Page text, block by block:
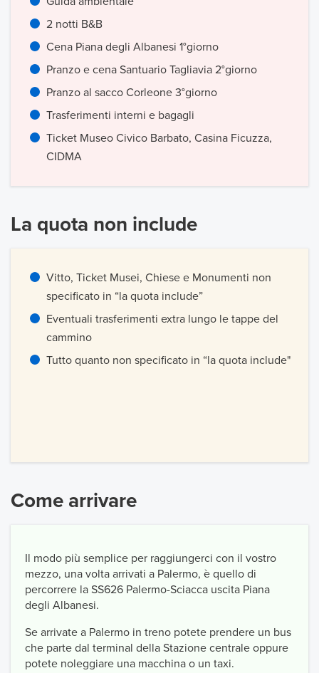
2 notti B&B
Cena Piana degli Albanesi 1°giorno
Pranzo e cena Santuario Tagliavia 2°giorno
Pranzo al sacco Corleone 3°giorno
Trasferimenti interni e bagagli
Ticket Museo Civico Barbato, Casina Ficuzza,
CIDMA
La quota non include
Vitto, Ticket Musei, Chiese e Monumenti non
specificato in “la quota include”
Eventuali trasferimenti extra lungo le tappe del
cammino
Tutto quanto non specificato in “la quota include"
Come arrivare
Il modo più semplice per raggiungerci con il vostro
mezzo, una volta arrivati a Palermo, è quello di
percorrere la SS626 Palermo-Sciacca uscita Piana
degli Albanesi.
Se arrivate a Palermo in treno potete prendere un bus
che parte dal terminal della Stazione centrale oppure
potete noleggiare una macchina o un taxi.